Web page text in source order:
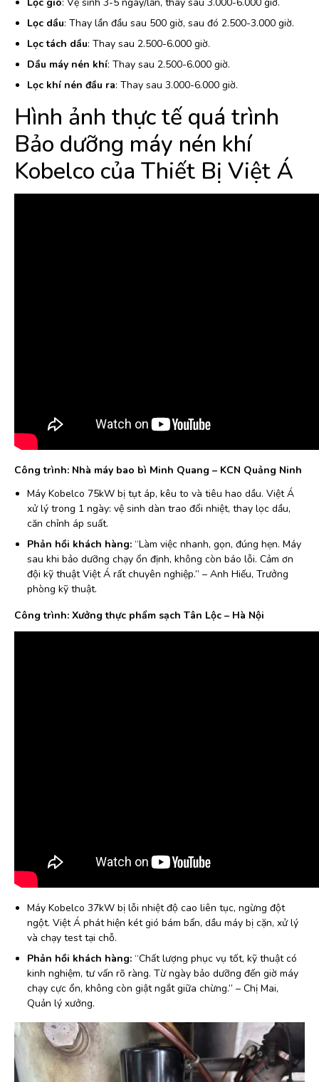
Lọc gió: Vệ sinh 3-5 ngày/lần, thay sau 3.000-6.000 giờ.
Lọc dầu: Thay lần đầu sau 500 giờ, sau đó 2.500-3.000 giờ.
Lọc tách dầu: Thay sau 2.500-6.000 giờ.
Dầu máy nén khí: Thay sau 2.500-6.000 giờ.
Lọc khí nén đầu ra: Thay sau 3.000-6.000 giờ.
Hình ảnh thực tế quá trình
Bảo dưỡng máy nén khí
Kobelco của Thiết Bị Việt Á
Công trình: Nhà máy bao bì Minh Quang – KCN Quảng Ninh
Máy Kobelco 75kW bị tụt áp, kêu to và tiêu hao dầu. Việt Á
xử lý trong 1 ngày: vệ sinh dàn trao đổi nhiệt, thay lọc dầu,
căn chỉnh áp suất.
Phản hồi khách hàng: “Làm việc nhanh, gọn, đúng hẹn. Máy
sau khi bảo dưỡng chạy ổn định, không còn báo lỗi. Cảm ơn
đội kỹ thuật Việt Á rất chuyên nghiệp.” – Anh Hiếu, Trưởng
phòng kỹ thuật.
Công trình: Xưởng thực phẩm sạch Tân Lộc – Hà Nội
Máy Kobelco 37kW bị lỗi nhiệt độ cao liên tục, ngừng đột
ngột. Việt Á phát hiện két gió bám bẩn, dầu máy bị cặn, xử lý
và chạy test tại chỗ.
Phản hồi khách hàng: “Chất lượng phục vụ tốt, kỹ thuật có
kinh nghiệm, tư vấn rõ ràng. Từ ngày bảo dưỡng đến giờ máy
chạy cực ổn, không còn giật ngắt giữa chừng.” – Chị Mai,
Quản lý xưởng.